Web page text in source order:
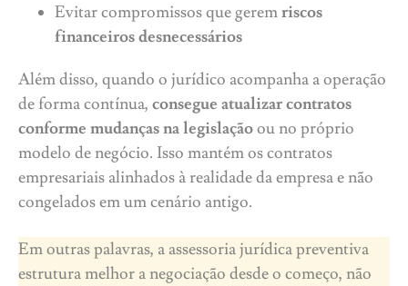
Evitar compromissos que geremriscos
financeiros desnecessários
Além disso, quando o jurídico acompanha a operação
de forma contínua, consegue atualizar contratos
conforme mudanças na legislaçãoou no próprio
modelo de negócio. Isso mantém os contratos
empresariais alinhados à realidade da empresa e não
congelados em um cenário antigo.
Em outras palavras, a assessoria jurídica preventiva
estrutura melhor a negociação desde o começo, não